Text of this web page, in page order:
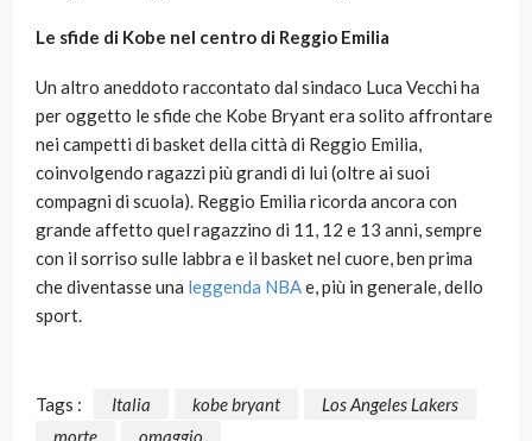
Le sfide di Kobe nel centro di Reggio Emilia
Un altro aneddoto raccontato dal sindaco Luca Vecchi ha
per oggetto le sfide che Kobe Bryant era solito affrontare
nei campetti di basket della città di Reggio Emilia,
coinvolgendo ragazzi più grandi di lui (oltre ai suoi
compagni di scuola). Reggio Emilia ricorda ancora con
grande affetto quel ragazzino di 11, 12 e 13 anni, sempre
con il sorriso sulle labbra e il basket nel cuore, ben prima
che diventasse una leggenda NBAe, più in generale, dello
sport.
Tags : Italia kobe bryant
Los Angeles Lakers
morte
omaggio